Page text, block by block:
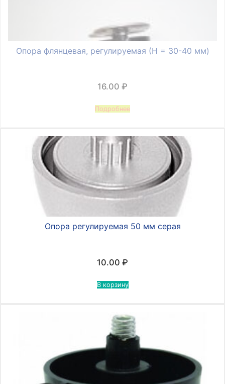
Опора флянцевая, регулируемая (Н = 30-40 мм)
16.00 ₽
Подробнее
Опора регулируемая 50 мм серая
10.00 ₽
В корзину